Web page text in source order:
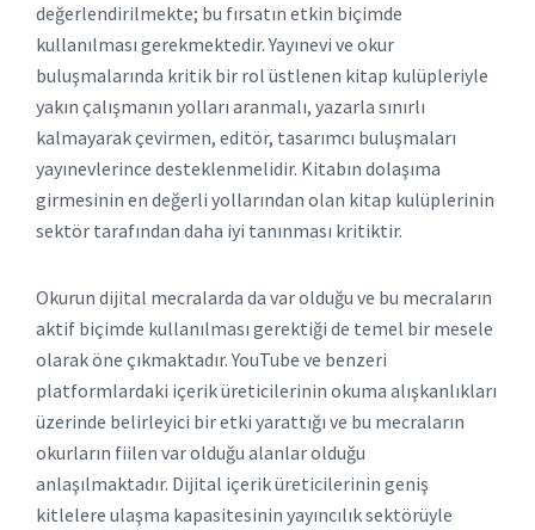
değerlendirilmekte; bu fırsatın etkin biçimde
kullanılması gerekmektedir. Yayınevi ve okur
buluşmalarında kritik bir rol üstlenen kitap kulüpleriyle
yakın çalışmanın yolları aranmalı, yazarla sınırlı
kalmayarak çevirmen, editör, tasarımcı buluşmaları
yayınevlerince desteklenmelidir. Kitabın dolaşıma
girmesinin en değerli yollarından olan kitap kulüplerinin
sektör tarafından daha iyi tanınması kritiktir.
Okurun dijital mecralarda da var olduğu ve bu mecraların
aktif biçimde kullanılması gerektiği de temel bir mesele
olarak öne çıkmaktadır. YouTube ve benzeri
platformlardaki içerik üreticilerinin okuma alışkanlıkları
üzerinde belirleyici bir etki yarattığı ve bu mecraların
okurların fiilen var olduğu alanlar olduğu
anlaşılmaktadır. Dijital içerik üreticilerinin geniş
kitlelere ulaşma kapasitesinin yayıncılık sektörüyle